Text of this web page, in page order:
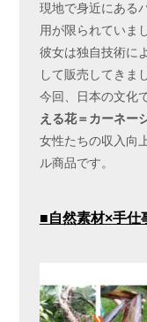
現地で身近にある
用が限られていま
彼女は独自技術に
して販売してきま
今回、日本の文化
える花＝カーネー
女性たちの収入向
ル商品です。
■自然素材×手仕